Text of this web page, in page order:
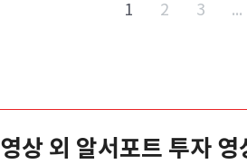
1 2 3 ...
상 외 알서포트 투자